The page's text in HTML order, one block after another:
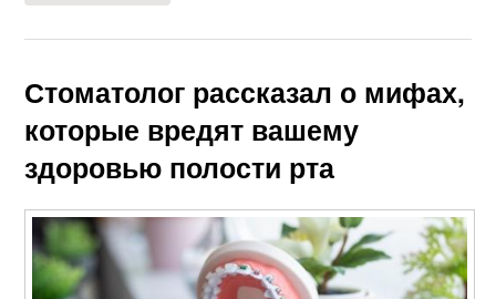
Стоматолог рассказал о мифах,
которые вредят вашему
здоровью полости рта